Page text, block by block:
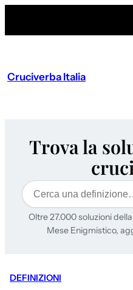
Cruciverba Italia
Trova la
Cerca
Oltre 27.000 soluzioni
Mese Enigmistico,
DEFINIZIONI